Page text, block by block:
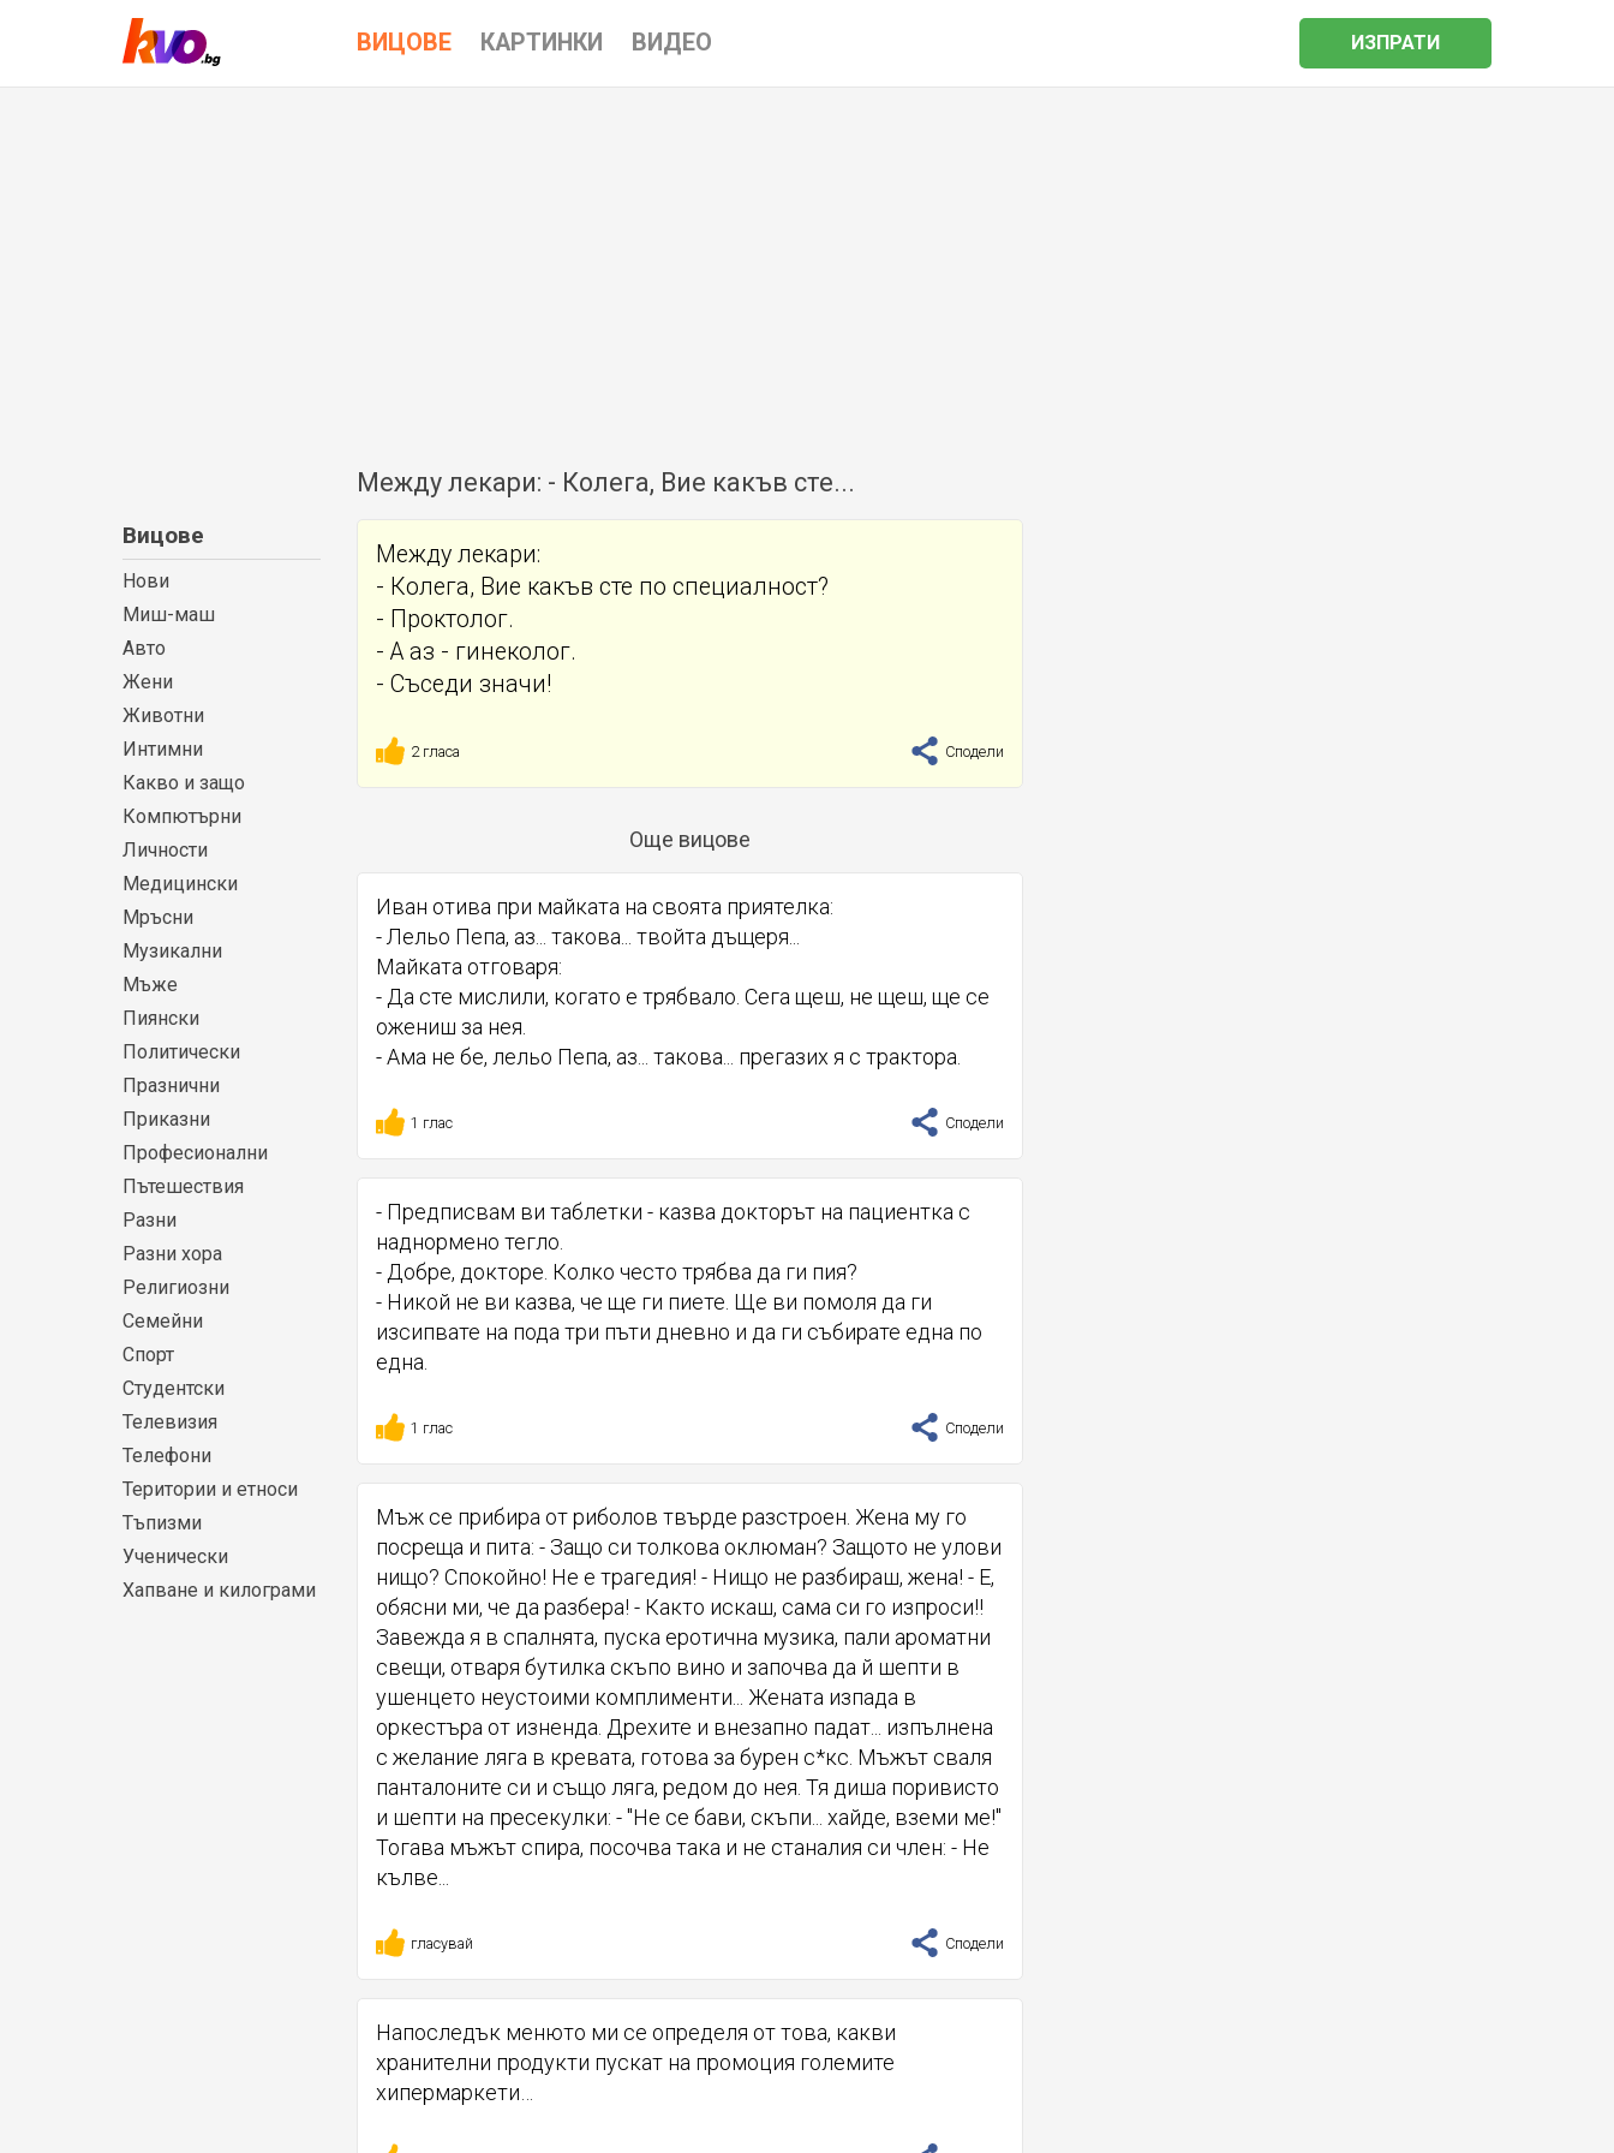
ВИЦОВЕ КАРТИНКИ ВИДЕО ИЗПРАТИ
Между лекари: - Колега, Вие какъв сте...
Вицове
Нови
Миш-маш
Авто
Жени
Животни
Интимни
Какво и защо
Компютърни
Личности
Медицински
Мръсни
Музикални
Мъже
Пиянски
Политически
Празнични
Приказни
Професионални
Пътешествия
Разни
Разни хора
Религиозни
Семейни
Спорт
Студентски
Телевизия
Телефони
Територии и етноси
Тъпизми
Ученически
Хапване и килограми
Между лекари:
- Колега, Вие какъв сте по специалност?
- Проктолог.
- А аз - гинеколог.
- Съседи значи!
2 гласа Сподели
Още вицове
Иван отива при майката на своята приятелка:
- Лельо Пепа, аз... такова... твойта дъщеря...
Майката отговаря:
- Да сте мислили, когато е трябвало. Сега щеш, не щеш, ще се
ожениш за нея.
- Ама не бе, лельо Пепа, аз... такова... прегазих я с трактора.
1 глас Сподели
- Предписвам ви таблетки - казва докторът на пациентка с
наднормено тегло.
- Добре, докторе. Колко често трябва да ги пия?
- Никой не ви казва, че ще ги пиете. Ще ви помоля да ги
изсипвате на пода три пъти дневно и да ги събирате една по
една.
1 глас Сподели
Мъж се прибира от риболов твърде разстроен. Жена му го
посреща и пита: - Защо си толкова оклюман? Защото не улови
нищо? Спокойно! Не е трагедия! - Нищо не разбираш, жена! - Е,
обясни ми, че да разбера! - Както искаш, сама си го изпроси!!
Завежда я в спалнята, пуска еротична музика, пали ароматни
свещи, отваря бутилка скъпо вино и започва да й шепти в
ушенцето неустоими комплименти... Жената изпада в
оркестъра от изненда. Дрехите и внезапно падат... изпълнена
с желание ляга в кревата, готова за бурен с*кс. Мъжът сваля
панталоните си и също ляга, редом до нея. Тя диша поривисто
и шепти на пресекулки: - "Не се бави, скъпи... хайде, вземи ме!"
Тогава мъжът спира, посочва така и не станалия си член: - Не
кълве...
гласувай Сподели
Напоследък менюто ми се определя от това, какви
хранителни продукти пускат на промоция големите
хипермаркети…